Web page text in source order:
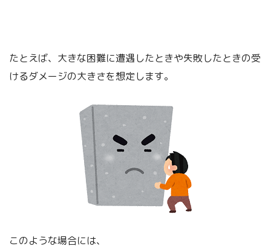
たとえば、大きな困難に遭遇したときや失敗したときの受
けるダメージの大きさを想定します。
このような場合には、